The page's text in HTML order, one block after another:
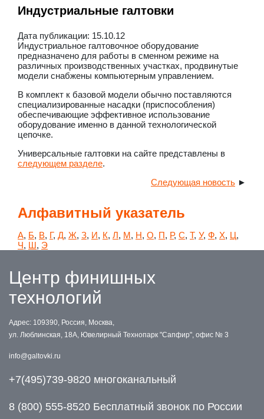
Индустриальные галтовки
Дата публикации: 15.10.12
Индустриальное галтовочное оборудование
предназначено для работы в сменном режиме на
различных производственных участках, продвинутые
модели снабжены компьютерным управлением.
В комплект к базовой модели обычно поставляются
специализированные насадки (приспособления)
обеспечивающие эффективное использование
оборудование именно в данной технологической
цепочке.
Универсальные галтовки на сайте представлены в
следующем разделе.
Следующая новость ►
Алфавитный указатель
А, Б, В, Г, Д, Ж, З, И, К, Л, М, Н, О, П, Р, С, Т, У, Ф, Х, Ц,
Ч, Ш, Э
Центр финишных
технологий
Адрес: 109390, Россия, Москва,
ул. Люблинская, 18А, Ювелирный Технопарк "Сапфир", офис № 3
info@galtovki.ru
+7(495)739-9820 многоканальный
8 (800) 555-8520 Бесплатный звонок по России